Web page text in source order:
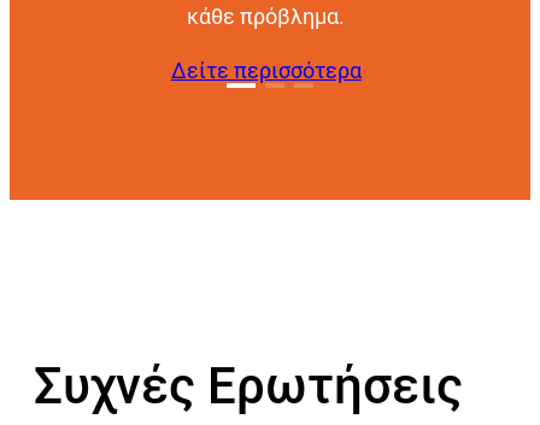
κάθε πρόβλημα.
Δείτε περισσότερα
Συχνές Ερωτήσεις